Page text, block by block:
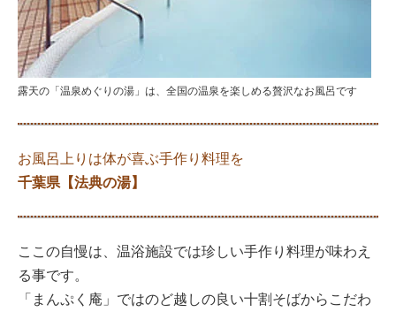
露天の「温泉めぐりの湯」は、全国の温泉を楽しめる贅沢なお風呂です
お風呂上りは体が喜ぶ手作り料理を
千葉県【法典の湯】
ここの自慢は、温浴施設では珍しい手作り料理が味わえ
る事です。
「まんぷく庵」ではのど越しの良い十割そばからこだわ